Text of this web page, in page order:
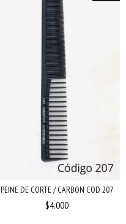
PEINE DE CORTE / CARBON COD 207
$4.000